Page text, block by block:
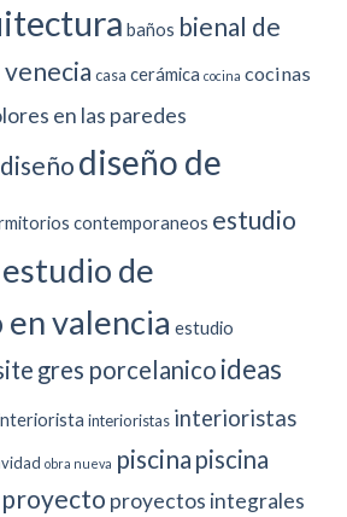
baños bienal de
casa cerámica cocina cocinas
en las paredes
diseño diseño de
contemporaneos estudio
estudio de
valencia estudio
gres porcelanico ideas
interioristas interioristas
obra nueva piscina piscina
proyecto proyectos integrales